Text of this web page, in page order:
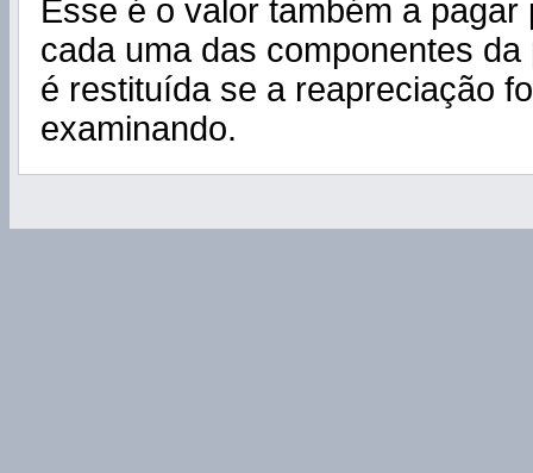
Esse é o valor também a pagar
cada uma das componentes
é restituída se a reapreciação
examinando.